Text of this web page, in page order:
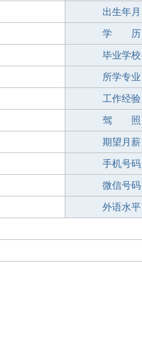
出生年月
学 历
毕业学校
所学专业
工作经验
驾 照
期望月薪
手机号码
微信号码
外语水平